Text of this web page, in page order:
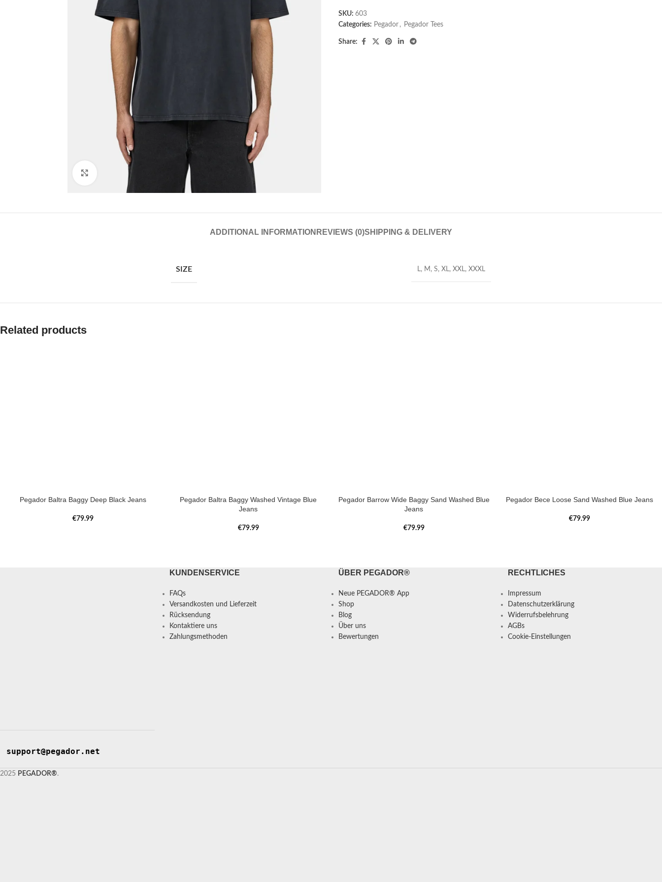
SKU: 603
Categories: Pegador​ , Pegador Tees
Share:
ADDITIONAL INFORMATION REVIEWS (0)SHIPPING & DELIVERY
SIZE L, M , S, XL, XXL, XXXL
Related products
Pegador Baltra Baggy Deep Black Jeans
€79.99
Pegador Baltra Baggy Washed Vintage Blue
Jeans
€79.99
Pegador Barrow Wide Baggy Sand Washed Blue
Jeans
€79.99
Pegador Bece Loose Sand Washed Blue Jeans
€79.99
support@pegador.net
KUNDENSERVICE
FAQs
Versandkosten und Lieferzeit
Rücksendung
Kontaktiere uns
Zahlungsmethoden
ÜBER PEGADOR®
Neue PEGADOR® App
Shop
Blog
Über uns
Bewertungen
RECHTLICHES
Impressum
Datenschutzerklärung
Widerrufsbelehrung
AGBs
Cookie-Einstellungen
2025 PEGADOR®.